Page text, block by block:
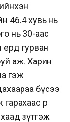
46.4 хувь нь
нь 30-аас
гурван
аж. Харин
гэж
бүсээ
өөр
зүтгэж